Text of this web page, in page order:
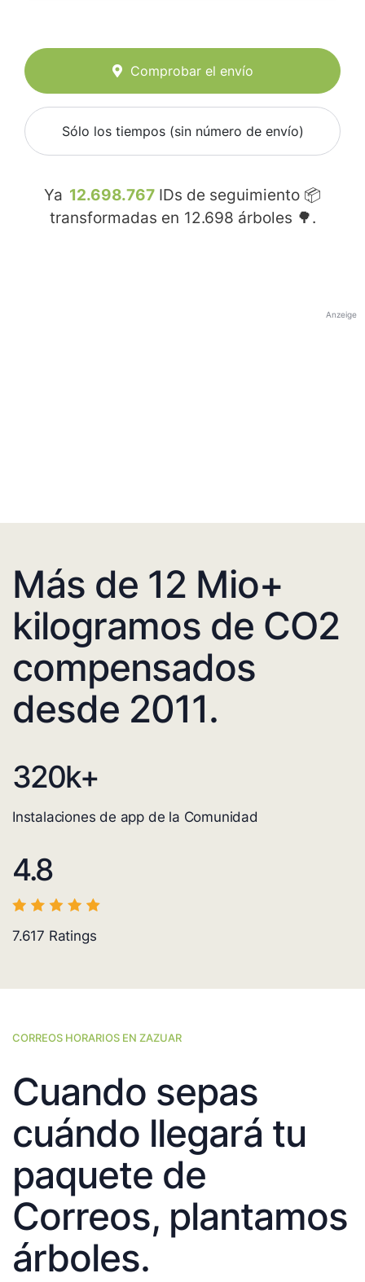
Comprobar el envío
Sólo los tiempos (sin número de envío)
Ya 12.698.767 IDs de seguimiento 📦
transformadas en 12.698 árboles 🌳.
Anzeige
Más de 12 Mio+
kilogramos de CO2
compensados
desde 2011.
320k+
Instalaciones de app de la Comunidad
4.8
7.617 Ratings
CORREOS HORARIOS EN ZAZUAR
Cuando sepas
cuándo llegará tu
paquete de
Correos, plantamos
árboles.